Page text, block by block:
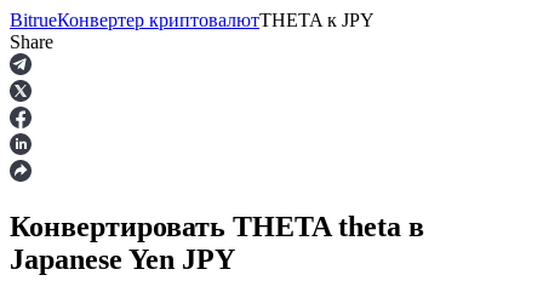
Фьючерсы
BitrueКонвертер криптовалютTHETA к JPY
Share
Конвертировать THETA theta в
Japanese Yen JPY